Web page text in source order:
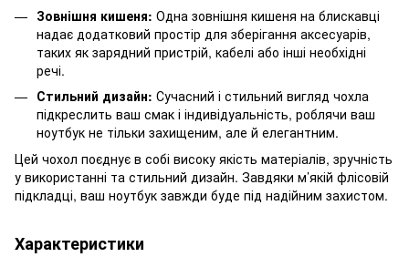
Зовнішня кишеня: Одна зовнішня кишеня на блискавці
надає додатковий простір для зберігання аксесуарів,
таких як зарядний пристрій, кабелі або інші необхідні
речі.
Стильний дизайн: Сучасний і стильний вигляд чохла
підкреслить ваш смак і індивідуальність, роблячи ваш
ноутбук не тільки захищеним, але й елегантним.
Цей чохол поєднує в собі високу якість матеріалів, зручність
у використанні та стильний дизайн. Завдяки м’якій флісовій
підкладці, ваш ноутбук завжди буде під надійним захистом.
Характеристики